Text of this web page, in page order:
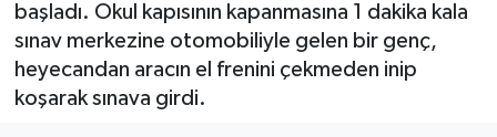
başladı. Okul kapısının kapanmasına 1 dakika kala
sınav merkezine otomobiliyle gelen bir genç,
heyecandan aracın el frenini çekmeden inip
koşarak sınava girdi.